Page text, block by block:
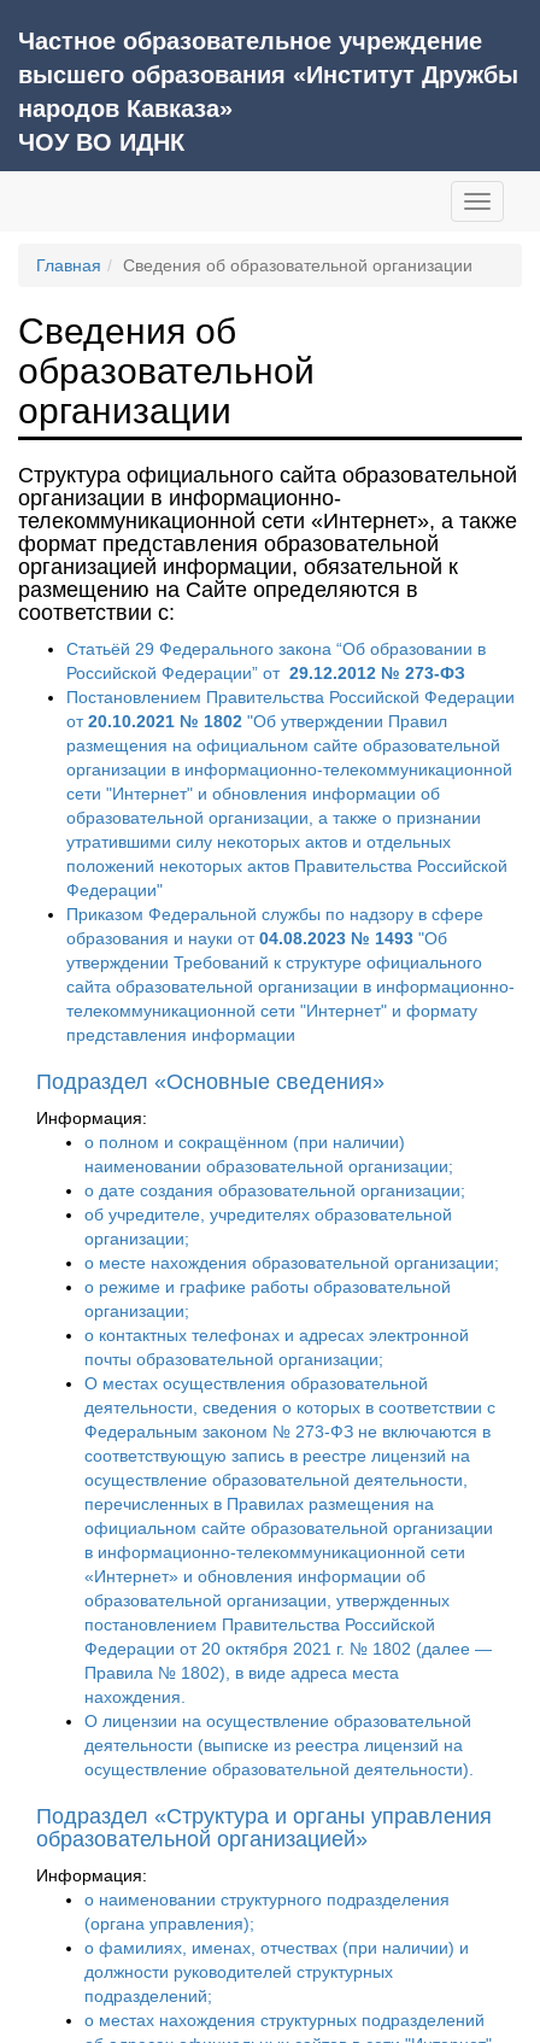
Частное образовательное учреждение
высшего образования «Институт Дружбы
народов Кавказа»
ЧОУ ВО ИДНК
Главная Сведения об образовательной организации
Сведения об
образовательной
организации
Структура официального сайта образовательной
организации в информационно-
телекоммуникационной сети «Интернет», а также
формат представления образовательной
организацией информации, обязательной к
размещению на Сайте определяются в
соответствии с:
Статьёй 29 Федерального закона “Об образовании в
Российской Федерации” от 29.12.2012 № 273-ФЗ
Постановлением Правительства Российской Федерации
от20.10.2021 № 1802 "Об утверждении Правил
размещения на официальном сайте образовательной
организации в информационно-телекоммуникационной
сети "Интернет" и обновления информации об
образовательной организации, а также о признании
утратившими силу некоторых актов и отдельных
положений некоторых актов Правительства Российской
Федерации"
Приказом Федеральной службы по надзору в сфере
образования и науки от04.08.2023 № 1493 "Об
утверждении Требований к структуре официального
сайта образовательной организации в информационно-
телекоммуникационной сети "Интернет" и формату
представления информации
Подраздел «Основные сведения»
Информация:
о полном и сокращённом (при наличии)
наименовании образовательной организации;
о дате создания образовательной организации;
об учредителе, учредителях образовательной
организации;
о месте нахождения образовательной организации;
о режиме и графике работы образовательной
организации;
о контактных телефонах и адресах электронной
почты образовательной организации;
О местах осуществления образовательной
деятельности, сведения о которых в соответствии с
Федеральным законом № 273-ФЗ не включаются в
соответствующую запись в реестре лицензий на
осуществление образовательной деятельности,
перечисленных в Правилах размещения на
официальном сайте образовательной организации
в информационно-телекоммуникационной сети
«Интернет» и обновления информации об
образовательной организации, утвержденных
постановлением Правительства Российской
Федерации от 20 октября 2021 г. № 1802 (далее —
Правила № 1802), в виде адреса места
нахождения.
О лицензии на осуществление образовательной
деятельности (выписке из реестра лицензий на
осуществление образовательной деятельности).
Подраздел «Структура и органы управления
образовательной организацией»
Информация:
о наименовании структурного подразделения
(органа управления);
о фамилиях, именах, отчествах (при наличии) и
должности руководителей структурных
подразделений;
о местах нахождения структурных подразделений